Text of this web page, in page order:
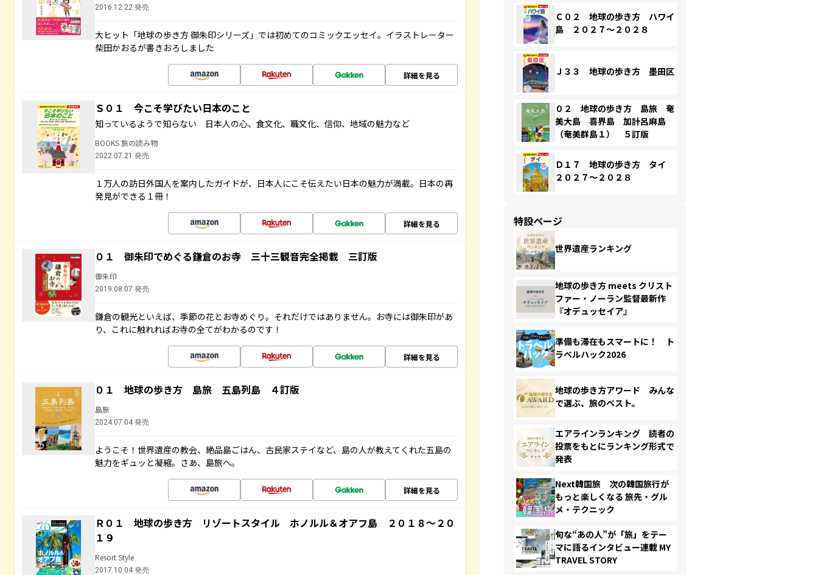
2016.12.22 発売
大ヒット「地球の歩き方 御朱印シリーズ」では初めてのコミックエッセイ。イラストレーター
柴田かおるが書きおろしました
詳細を見る
Ｓ０１ 今こそ学びたい日本のこと
知っているようで知らない 日本人の心、食文化、職文化、信仰、地域の魅力など
BOOKS 旅の読み物
2022.07.21 発売
１万人の訪日外国人を案内したガイドが、日本人にこそ伝えたい日本の魅力が満載。日本の再
発見ができる１冊！
詳細を見る
０１ 御朱印でめぐる鎌倉のお寺 三十三観音完全掲載 三訂版
御朱印
2019.08.07 発売
鎌倉の観光といえば、季節の花とお寺めぐり。それだけではありません。お寺には御朱印があ
り、これに触れればお寺の全てがわかるのです！
詳細を見る
０１ 地球の歩き方 島旅 五島列島 ４訂版
島旅
2024.07.04 発売
ようこそ！世界遺産の教会、絶品島ごはん、古民家ステイなど、島の人が教えてくれた五島の
魅力をギュッと凝縮。さあ、島旅へ。
詳細を見る
Ｒ０１ 地球の歩き方 リゾートスタイル ホノルル＆オアフ島 ２０１８～２０
１９
Resort Style
2017.10.04 発売
Ｃ０２ 地球の歩き方 ハワイ
島 ２０２７～２０２８
Ｊ３３ 地球の歩き方 墨田区
０２ 地球の歩き方 島旅 奄
美大島 喜界島 加計呂麻島
（奄美群島１） ５訂版
Ｄ１７ 地球の歩き方 タイ
２０２７～２０２８
特設ページ
世界遺産ランキング
地球の歩き方 meets クリスト
ファー・ノーラン監督最新作
『オデュッセイア』
準備も滞在もスマートに！ ト
ラベルハック2026
地球の歩き方アワード みんな
で選ぶ、旅のベスト。
エアラインランキング 読者の
投票をもとにランキング形式で
発表
Next韓国旅 次の韓国旅行が
もっと楽しくなる 旅先・グル
メ・テクニック
旬な“あの人”が「旅」をテー
マに語るインタビュー連載 MY
TRAVEL STORY